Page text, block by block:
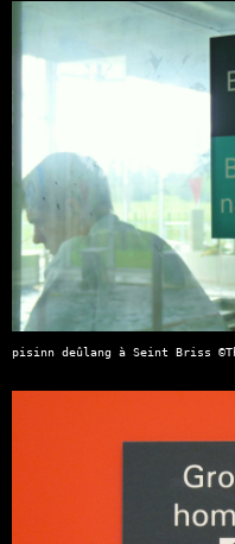
pisinn deûlang à Seint Briss